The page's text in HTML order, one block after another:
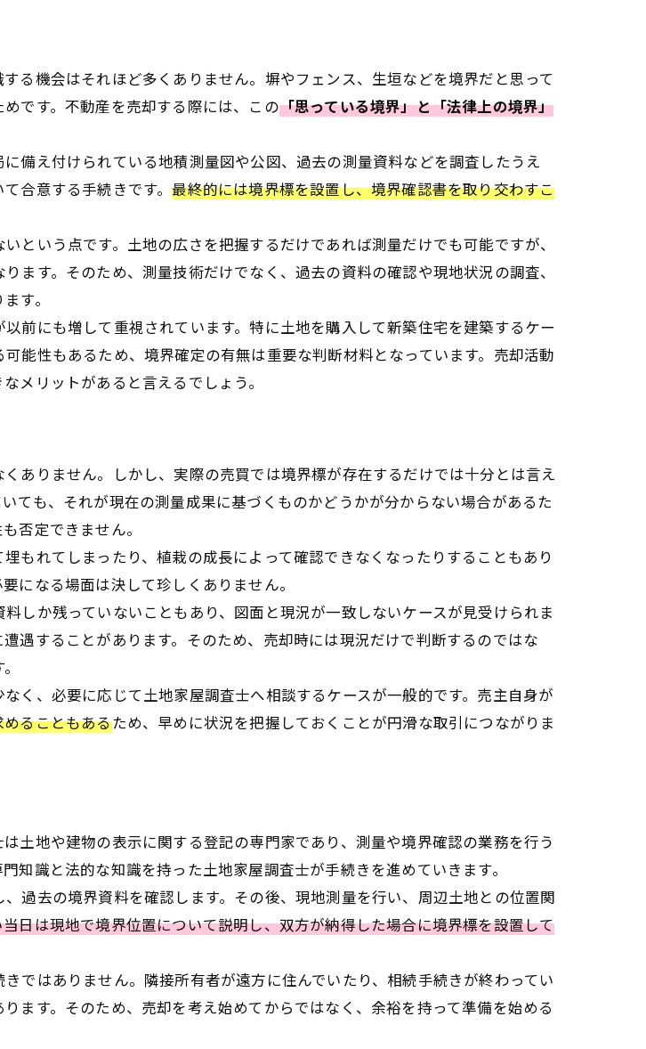
る機会はそれほど多くありません。塀やフェンス、生垣などを境界だと思って
です。不動産を売却する際には、この「思っている境界」と「法律上の境界」
備え付けられている地積測量図や公図、過去の測量資料などを調査したうえ
合意する手続きです。最終的には境界標を設置し、境界確認書を取り交わすこ
という点です。土地の広さを把握するだけであれば測量だけでも可能ですが、
ます。そのため、測量技術だけでなく、過去の資料の確認や現地状況の調査、
す。
前にも増して重視されています。特に土地を購入して新築住宅を建築するケー
能性もあるため、境界確定の有無は重要な判断材料となっています。売却活動
メリットがあると言えるでしょう。
ありません。しかし、実際の売買では境界標が存在するだけでは十分とは言え
ても、それが現在の測量成果に基づくものかどうかが分からない場合があるた
否定できません。
もれてしまったり、植栽の成長によって確認できなくなったりすることもあり
になる場面は決して珍しくありません。
しか残っていないこともあり、図面と現況が一致しないケースが見受けられま
遇することがあります。そのため、売却時には現況だけで判断するのではな
く、必要に応じて土地家屋調査士へ相談するケースが一般的です。売主自身が
ることもあるため、早めに状況を把握しておくことが円滑な取引につながりま
土地や建物の表示に関する登記の専門家であり、測量や境界確認の業務を行う
識と法的な知識を持った土地家屋調査士が手続きを進めていきます。
過去の境界資料を確認します。その後、現地測量を行い、周辺土地との位置関
日は現地で境界位置について説明し、双方が納得した場合に境界標を設置して
ではありません。隣接所有者が遠方に住んでいたり、相続手続きが終わってい
ます。そのため、売却を考え始めてからではなく、余裕を持って準備を始める